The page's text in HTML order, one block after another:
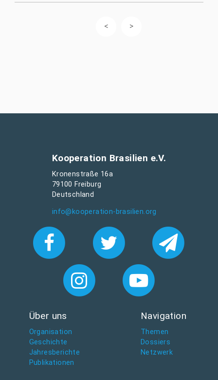
Kooperation Brasilien e.V.
Kronenstraße 16a
79100 Freiburg
Deutschland
info@kooperation-brasilien.org
Über uns
Organisation
Geschichte
Jahresberichte
Publikationen
Navigation
Themen
Dossiers
Netzwerk